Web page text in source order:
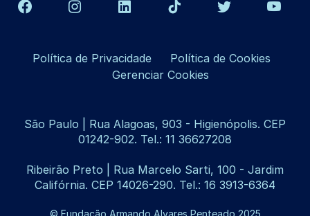
Política de Privacidade
Política de Cookies
Gerenciar Cookies
São Paulo | Rua Alagoas, 903 - Higienópolis. CEP
01242-902. Tel.: 11 36627208
Ribeirão Preto | Rua Marcelo Sarti, 100 - Jardim
Califórnia. CEP 14026-290. Tel.: 16 3913-6364
© Fundação Armando Alvares Penteado 2025